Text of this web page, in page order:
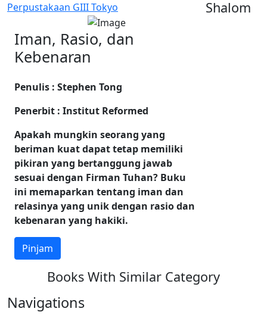
Perpustakaan GIII Tokyo Shalom
Iman, Rasio, dan
Kebenaran
Penulis : Stephen Tong
Penerbit : Institut Reformed
Apakah mungkin seorang yang
beriman kuat dapat tetap memiliki
pikiran yang bertanggung jawab
sesuai dengan Firman Tuhan? Buku
ini memaparkan tentang iman dan
relasinya yang unik dengan rasio dan
kebenaran yang hakiki.
Pinjam
Books With Similar Category
Navigations